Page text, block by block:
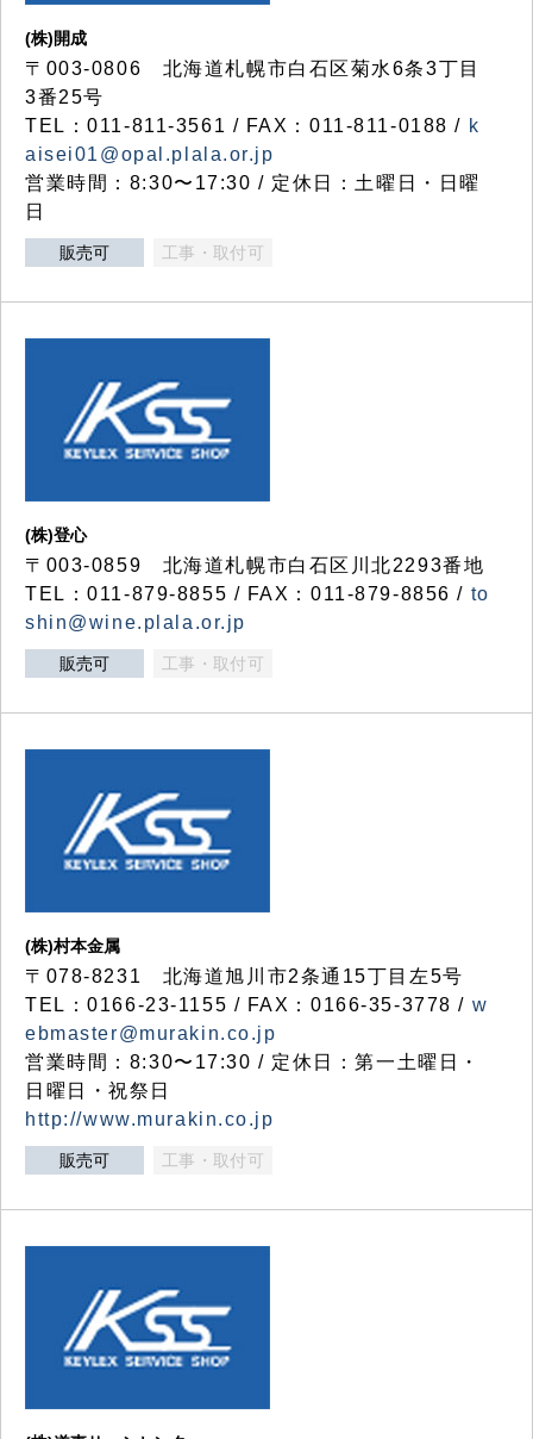
(株)開成
〒003-0806 北海道札幌市白石区菊水6条3丁目
3番25号
TEL：011-811-3561 / FAX：011-811-0188 / k
aisei01@opal.plala.or.jp
営業時間：8:30〜17:30 / 定休日：土曜日・日曜
日
販売可 工事・取付可
(株)登心
〒003-0859 北海道札幌市白石区川北2293番地
TEL：011-879-8855 / FAX：011-879-8856 / to
shin@wine.plala.or.jp
販売可 工事・取付可
(株)村本金属
〒078-8231 北海道旭川市2条通15丁目左5号
TEL：0166-23-1155 / FAX：0166-35-3778 / w
ebmaster@murakin.co.jp
営業時間：8:30〜17:30 / 定休日：第一土曜日・
日曜日・祝祭日
http://www.murakin.co.jp
販売可 工事・取付可